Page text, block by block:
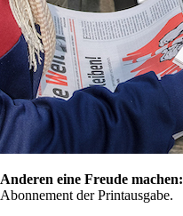
Anderen eine Freude machen:
Abonnement der Printausgabe.